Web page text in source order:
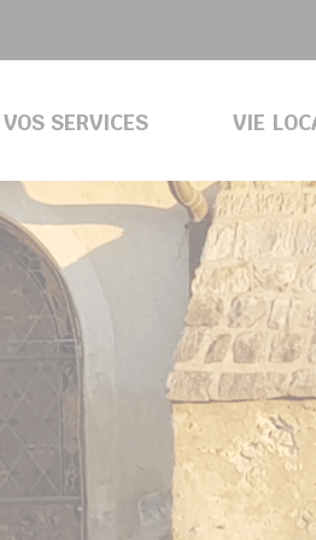
VOS SERVICES VIE